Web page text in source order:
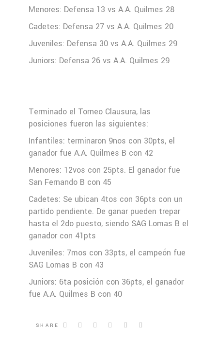
Menores: Defensa 13 vs A.A. Quilmes 28
Cadetes: Defensa 27 vs A.A. Quilmes 20
Juveniles: Defensa 30 vs A.A. Quilmes 29
Juniors: Defensa 26 vs A.A. Quilmes 29
Terminado el Torneo Clausura, las
posiciones fueron las siguientes:
Infantiles: terminaron 9nos con 30pts, el
ganador fue A.A. Quilmes B con 42
Menores: 12vos con 25pts. El ganador fue
San Fernando B con 45
Cadetes: Se ubican 4tos con 36pts con un
partido pendiente. De ganar pueden trepar
hasta el 2do puesto, siendo SAG Lomas B el
ganador con 41pts
Juveniles: 7mos con 33pts, el campeón fue
SAG Lomas B con 43
Juniors: 6ta posición con 36pts, el ganador
fue A.A. Quilmes B con 40
SHARE